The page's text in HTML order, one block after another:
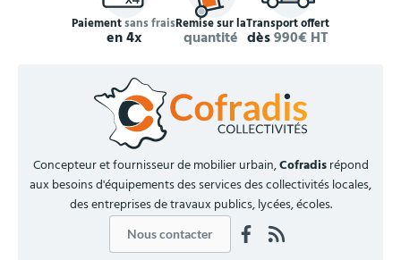
Paiementsans frais
en 4x
Remise sur la
quantité
Transport offert
dès990€ HT
Concepteur et fournisseur de mobilier urbain,Cofradisrépond
aux besoins d'équipements des services des collectivités locales,
des entreprises de travaux publics, lycées, écoles.
Nous contacter